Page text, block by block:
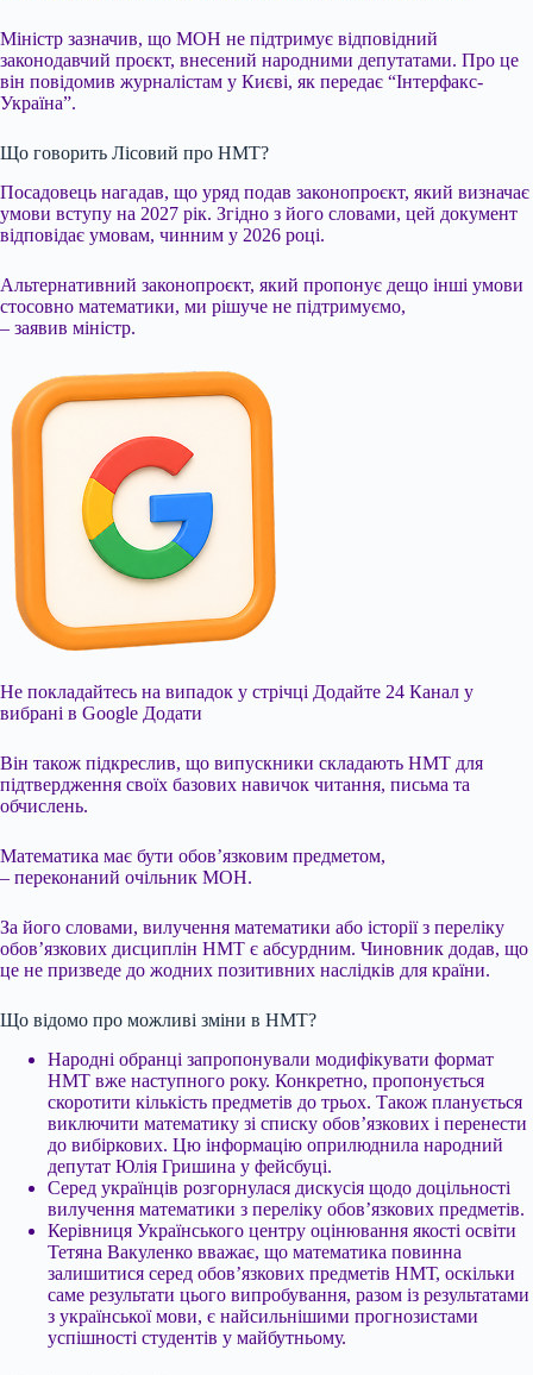
Міністр зазначив, що МОН не підтримує відповідний
законодавчий проєкт, внесений народними депутатами. Про це
він повідомив журналістам у Києві, як передає “Інтерфакс-
Україна”.
Що говорить Лісовий про НМТ?
Посадовець нагадав, що уряд подав законопроєкт, який визначає
умови вступу на 2027 рік. Згідно з його словами, цей документ
відповідає умовам, чинним у 2026 році.
Альтернативний законопроєкт, який пропонує дещо інші умови
стосовно математики, ми рішуче не підтримуємо,
– заявив міністр.
Не покладайтесь на випадок у стрічці Додайте 24 Канал у
вибрані в Google Додати
Він також підкреслив, що випускники складають НМТ для
підтвердження своїх базових навичок читання, письма та
обчислень.
Математика має бути обов’язковим предметом,
– переконаний очільник МОН.
За його словами, вилучення математики або історії з переліку
обов’язкових дисциплін НМТ є абсурдним. Чиновник додав, що
це не призведе до жодних позитивних наслідків для країни.
Що відомо про можливі зміни в НМТ?
Народні обранці запропонували модифікувати формат
НМТ вже наступного року. Конкретно, пропонується
скоротити кількість предметів до трьох. Також планується
виключити математику зі списку обов’язкових і перенести
до вибіркових. Цю інформацію оприлюднила народний
депутат Юлія Гришина у фейсбуці.
Серед українців розгорнулася дискусія щодо доцільності
вилучення математики з переліку обов’язкових предметів.
Керівниця Українського центру оцінювання якості освіти
Тетяна Вакуленко вважає, що математика повинна
залишитися серед обов’язкових предметів НМТ, оскільки
саме результати цього випробування, разом із результатами
з української мови, є найсильнішими прогнозистами
успішності студентів у майбутньому.